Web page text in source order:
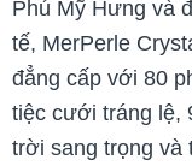
Phú Mỹ Hưng và
tế, MerPerle
đẳng cấp với 80
tiệc cưới tráng lệ,
trời sang trọng và